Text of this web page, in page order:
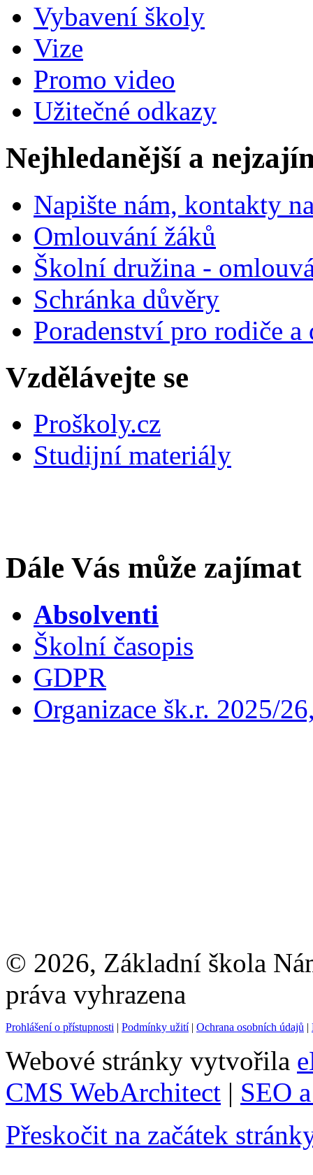
Vybavení školy
Vize
Promo video
Užitečné odkazy
Nejhledanější a
Napište nám, kontakty
Omlouvání žáků
Školní družina -
Schránka důvěry
Poradenství pro rodiče
Vzdělávejte se
Proškoly.cz
Studijní materiály
Dále Vás může zajímat
Absolventi
Školní časopis
GDPR
Organizace šk.r. 2025/
© 2026, Základní škola
práva vyhrazena
Prohlášení o přístupnosti | Podmínky užití| Ochrana osobních údajů |
Webové stránky vytvořila
CMS WebArchitect | SEO
Přeskočit na začátek